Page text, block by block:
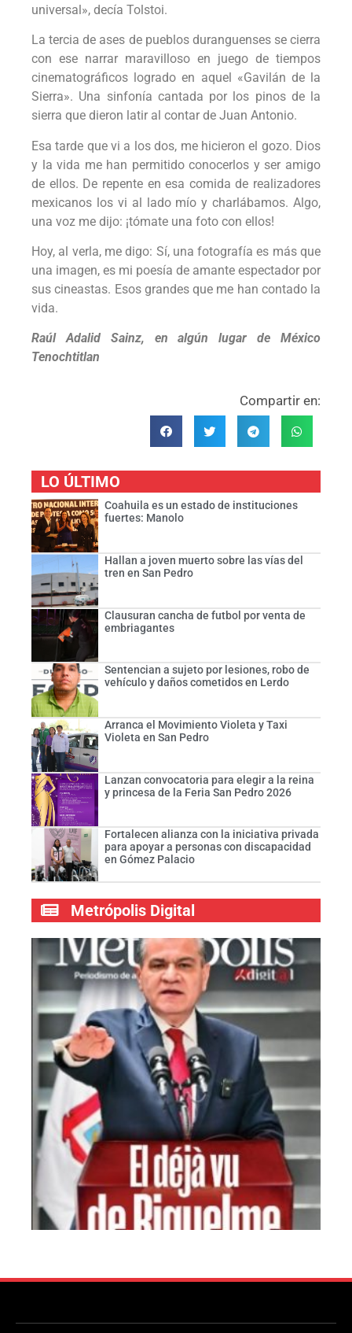
universal», decía Tolstoi.
La tercia de ases de pueblos duranguenses se cierra
con ese narrar maravilloso en juego de tiempos
cinematográficos logrado en aquel «Gavilán de la
Sierra». Una sinfonía cantada por los pinos de la
sierra que dieron latir al contar de Juan Antonio.
Esa tarde que vi a los dos, me hicieron el gozo. Dios
y la vida me han permitido conocerlos y ser amigo
de ellos. De repente en esa comida de realizadores
mexicanos los vi al lado mío y charlábamos. Algo,
una voz me dijo: ¡tómate una foto con ellos!
Hoy, al verla, me digo: Sí, una fotografía es más que
una imagen, es mi poesía de amante espectador por
sus cineastas. Esos grandes que me han contado la
vida.
Raúl Adalid Sainz, en algún lugar de México
Tenochtitlan
Compartir en:
LO ÚLTIMO
Coahuila es un estado de instituciones
fuertes: Manolo
Hallan a joven muerto sobre las vías del
tren en San Pedro
Clausuran cancha de futbol por venta de
embriagantes
Sentencian a sujeto por lesiones, robo de
vehículo y daños cometidos en Lerdo
Arranca el Movimiento Violeta y Taxi
Violeta en San Pedro
Lanzan convocatoria para elegir a la reina
y princesa de la Feria San Pedro 2026
Fortalecen alianza con la iniciativa privada
para apoyar a personas con discapacidad
en Gómez Palacio
Metrópolis Digital